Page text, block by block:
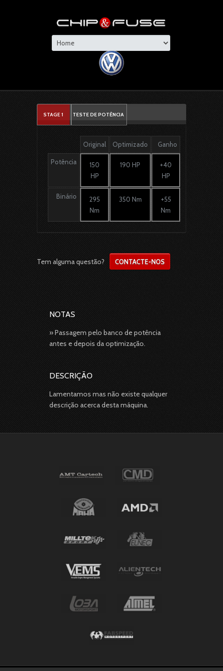
STAGE 1 TESTE DE POTÊNCIA
Original Optimizado Ganho
Potência
150
HP
190 HP
+40
HP
Binário
295
Nm
350 Nm
+55
Nm
Tem alguma questão? CONTACTE-NOS
NOTAS
» Passagem pelo banco de potência
antes e depois da optimização.
DESCRIÇÃO
Lamentamos mas não existe qualquer
descrição acerca desta máquina.